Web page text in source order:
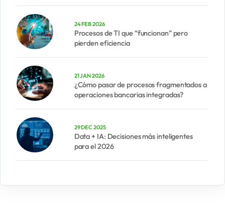
24 FEB 2026
Procesos de TI que “funcionan” pero
pierden eficiencia
21 JAN 2026
¿Cómo pasar de procesos fragmentados a
operaciones bancarias integradas?
29 DEC 2025
Data + IA: Decisiones más inteligentes
para el 2026